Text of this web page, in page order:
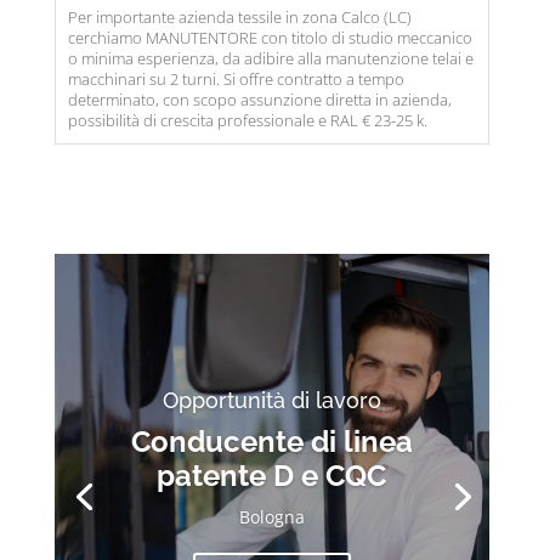
Per importante azienda tessile in zona Calco (LC)
cerchiamo MANUTENTORE con titolo di studio meccanico
o minima esperienza, da adibire alla manutenzione telai e
macchinari su 2 turni. Si offre contratto a tempo
determinato, con scopo assunzione diretta in azienda,
possibilità di crescita professionale e RAL € 23-25 k.
Opportunità di lavoro
Conducente di linea
patente D e CQC
Bologna